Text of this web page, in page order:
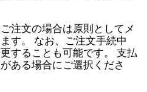
注文の場合は原則としてメ
す。 なお、ご注文手続中
することも可能です。 支払
ある場合にご選択くださ